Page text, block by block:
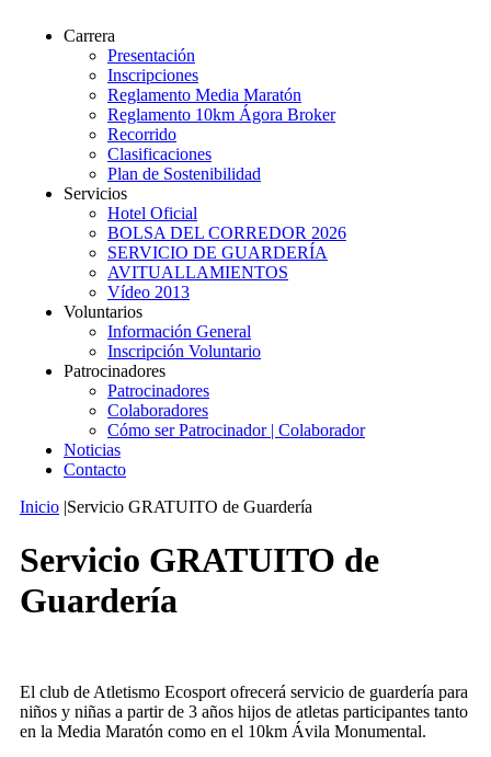
Carrera
Presentación
Inscripciones
Reglamento Media Maratón
Reglamento 10km Ágora Broker
Recorrido
Clasificaciones
Plan de Sostenibilidad
Servicios
Hotel Oficial
BOLSA DEL CORREDOR 2026
SERVICIO DE GUARDERÍA
AVITUALLAMIENTOS
Vídeo 2013
Voluntarios
Información General
Inscripción Voluntario
Patrocinadores
Patrocinadores
Colaboradores
Cómo ser Patrocinador | Colaborador
Noticias
Contacto
Inicio |Servicio GRATUITO de Guardería
Servicio GRATUITO de
Guardería
El club de Atletismo Ecosport ofrecerá servicio de guardería para
niños y niñas a partir de 3 años hijos de atletas participantes tanto
en la Media Maratón como en el 10km Ávila Monumental.